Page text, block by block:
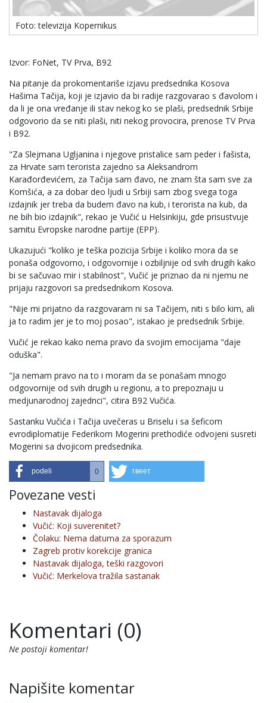
Foto: televizija Kopernikus
Izvor: FoNet, TV Prva, B92
Na pitanje da prokomentariše izjavu predsednika Kosova
Hašima Tačija, koji je izjavio da bi radije razgovarao s đavolom i
da li je ona vređanje ili stav nekog ko se plaši, predsednik Srbije
odgovorio da se niti plaši, niti nekog provocira, prenose TV Prva
i B92.
"Za Slejmana Ugljanina i njegove pristalice sam peder i fašista,
za Hrvate sam terorista zajedno sa Aleksandrom
Karađorđevićem, za Tačija sam đavo, ne znam šta sam sve za
Komšića, a za dobar deo ljudi u Srbiji sam zbog svega toga
izdajnik jer treba da budem đavo na kub‚ i terorista na kub, da
ne bih bio izdajnik", rekao je Vučić u Helsinkiju, gde prisustvuje
samitu Evropske narodne partije (EPP).
Ukazujući "koliko je teška pozicija Srbije i koliko mora da se
ponaša odgovorno, i odgovornije i ozbiljnije od svih drugih kako
bi se sačuvao mir i stabilnost", Vučić je priznao da ni njemu ne
prijaju razgovori sa predsednikom Kosova.
"Nije mi prijatno da razgovaram ni sa Tačijem, niti s bilo kim, ali
ja to radim jer je to moj posao", istakao je predsednik Srbije.
Vučić je rekao kako nema pravo da svojim emocijama "daje
oduška".
"Ja nemam pravo na to i moram da se ponašam mnogo
odgovornije od svih drugih u regionu, a to prepoznaju u
medjunarodnoj zajednci", citira B92 Vučića.
Sastanku Vučića i Tačija uvečeras u Briselu i sa šeficom
evrodiplomatije Federikom Mogerini prethodiće odvojeni susreti
Mogerini sa dvojicom predsednika.
podeli 0 твеет
Povezane vesti
Nastavak dijaloga
Vučić: Koji suverenitet?
Čolaku: Nema datuma za sporazum
Zagreb protiv korekcije granica
Nastavak dijaloga, teški razgovori
Vučić: Merkelova tražila sastanak
Komentari (0)
Ne postoji komentar!
Napišite komentar